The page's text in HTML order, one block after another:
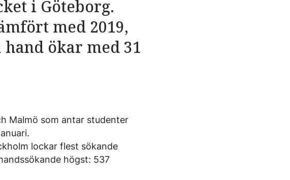
i Göteborg.
med 2019,
ökar med 31
Malmö som antar studenter
lockar flest sökande
högst: 537